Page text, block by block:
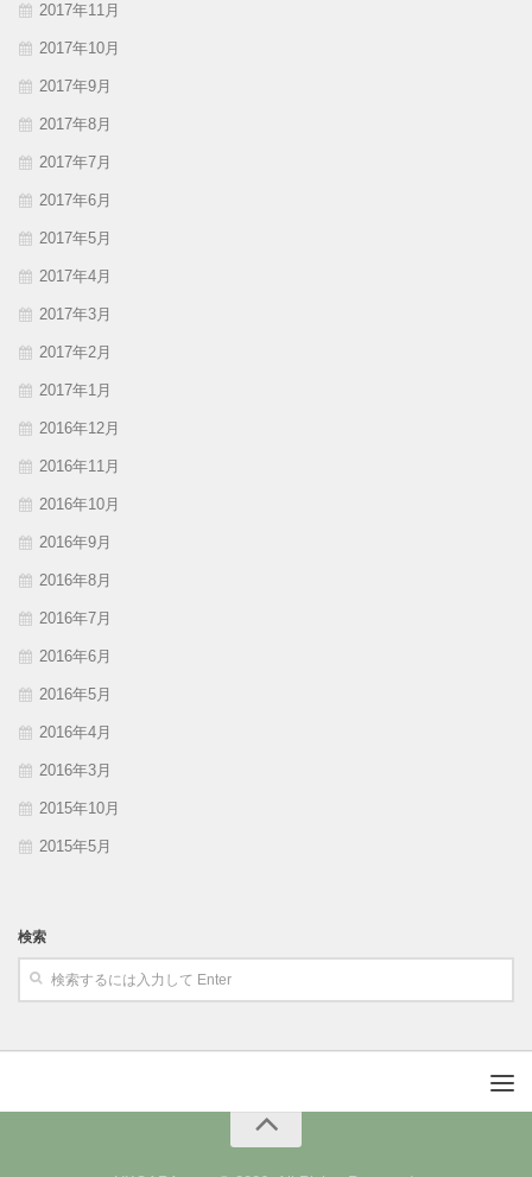
2017年11月
2017年10月
2017年9月
2017年8月
2017年7月
2017年6月
2017年5月
2017年4月
2017年3月
2017年2月
2017年1月
2016年12月
2016年11月
2016年10月
2016年9月
2016年8月
2016年7月
2016年6月
2016年5月
2016年4月
2016年3月
2015年10月
2015年5月
検索